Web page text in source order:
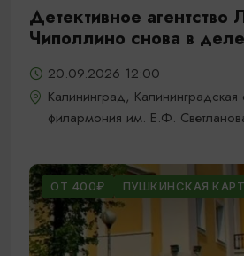
Детективное агентство
Чиполлино снова в деле
20.09.2026 12:00
Калининград, Калининградская
филармония им. Е.Ф.
ОТ 400₽ ПУШКИНСКАЯ